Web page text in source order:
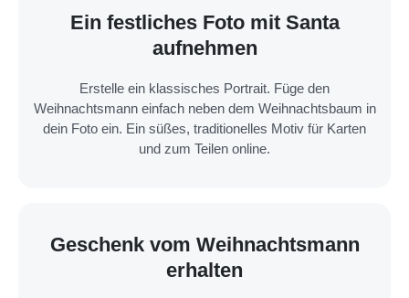
Ein festliches Foto mit Santa
aufnehmen
Erstelle ein klassisches Portrait. Füge den
Weihnachtsmann einfach neben dem Weihnachtsbaum in
dein Foto ein. Ein süßes, traditionelles Motiv für Karten
und zum Teilen online.
Geschenk vom Weihnachtsmann
erhalten